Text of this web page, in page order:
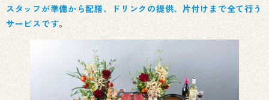
スタッフが準備から配膳、ドリンクの提供、片付けまで全て行う
サービスです。